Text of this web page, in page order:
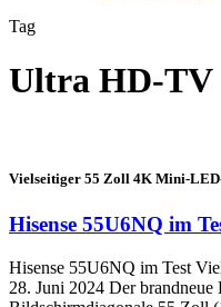
Tag
Ultra HD-TV
Vielseitiger 55 Zoll 4K Mini-
Hisense 55U6NQ im
Hisense 55U6NQ im Test
28. Juni 2024 Der